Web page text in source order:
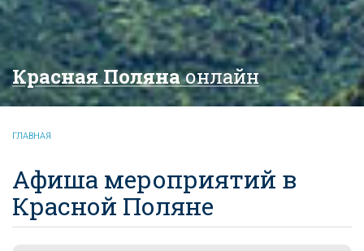
Красная Полянаонлайн
ГЛАВНАЯ
Афиша мероприятий в
Красной Поляне